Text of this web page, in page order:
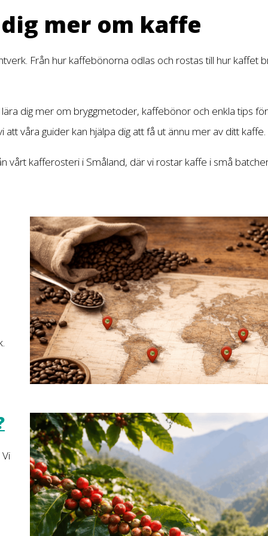
mer om kaffe
Från hur kaffebönorna odlas och rostas till hur kaffet
dig mer om bryggmetoder, kaffebönor och enkla tips
våra guider kan hjälpa dig att få ut ännu mer av ditt kaffe.
vårt kafferosteri i Småland, där vi rostar kaffe i små